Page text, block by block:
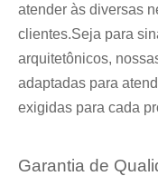
atender às diversas
clientes.Seja para
arquitetônicos,
adaptadas para
exigidas para cada
Garantia de